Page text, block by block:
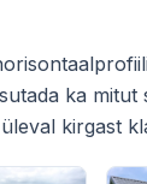
ka mitut
kirgast